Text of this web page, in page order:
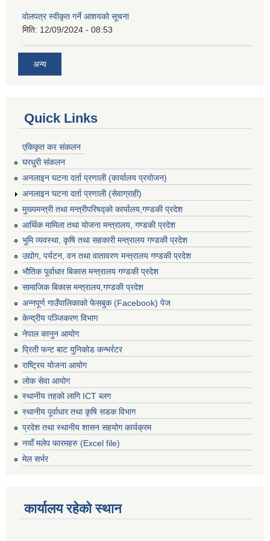
वोलपत्र स्वीकृत गर्ने आशयको सूचना
मिति: 12/09/2024 - 08:53
अन्य
Quick Links
एकिकृत कर संकलन
घरधुरी संकलन
अनलाइन घटना दर्ता प्रणाली (कार्यालय प्रयोजन)
अनलाइन घटना दर्ता प्रणाली (सेवाग्राही)
मुख्यमन्त्री तथा मन्त्रीपरिषद्को कार्यालय,गण्डकी प्रदेश
आर्थिक मामिला तथा योजना मन्त्रालय, गण्डकी प्रदेश
भुमि व्यवस्था, कृषि तथा सहकारी मन्त्रालय गण्डकी प्रदेश
उद्योग, पर्यटन, वन तथा वातावरण मन्त्रालय गण्डकी प्रदेश
भौतिक पूर्वाधार बिकास मन्त्रालय गण्डकी प्रदेश
सामाजिक बिकास मन्त्रालय,गण्डकी प्रदेश
अन्नपूर्ण गाउँपालिकाको फेसबुक (Facebook) पेज
केन्द्रीय पञ्जिकरण विभाग
नेपाल कानुन आयोग
प्रिती फन्ट बाट युनिकोड कन्भर्रटर
राष्ट्रिय योजना आयोग
लोक सेवा आयोग
स्थानीय तहको लागि ICT ब्लग
स्थानीय पूर्वाधार तथा कृषि सडक विभाग
प्रदेश तथा स्थानीय शासन सहयोग कार्यक्रम
नयाँ मलेप फारमहरु (Excel file)
मेल सर्भर
कार्यालय रहेको स्थान